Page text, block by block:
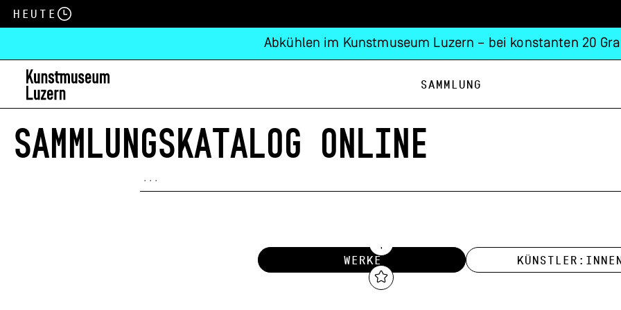
Heute
Abkühlen im Kunstmuseum Luzern – bei konstanten 20
Sammlung
SAMMLUNGSKATALOG ONLINE
WERKE